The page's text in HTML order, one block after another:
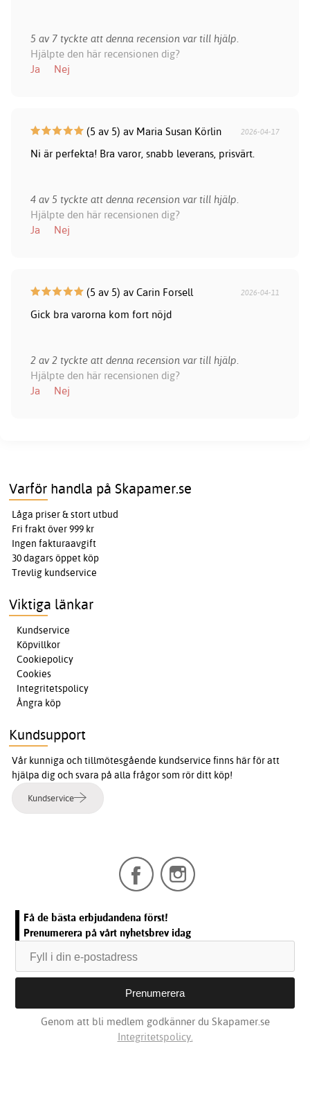
5 av 7 tyckte att denna recension var till hjälp.
Hjälpte den här recensionen dig?
Ja
Nej
(5 av 5) av Maria Susan Körlin 2026-04-17
Ni är perfekta! Bra varor, snabb leverans, prisvärt.
4 av 5 tyckte att denna recension var till hjälp.
Hjälpte den här recensionen dig?
Ja
Nej
(5 av 5) av Carin Forsell 2026-04-11
Gick bra varorna kom fort nöjd
2 av 2 tyckte att denna recension var till hjälp.
Hjälpte den här recensionen dig?
Ja
Nej
Varför handla på Skapamer.se
Låga priser & stort utbud
Fri frakt över 999 kr
Ingen fakturaavgift
30 dagars öppet köp
Trevlig kundservice
Viktiga länkar
Kundservice
Köpvillkor
Cookiepolicy
Cookies
Integritetspolicy
Ångra köp
Kundsupport
Vår kunniga och tillmötesgående kundservice finns här för att
hjälpa dig och svara på alla frågor som rör ditt köp!
Kundservice
Få de bästa erbjudandena först!
Prenumerera på vårt nyhetsbrev idag
Genom att bli medlem godkänner du Skapamer.se
Integritetspolicy.